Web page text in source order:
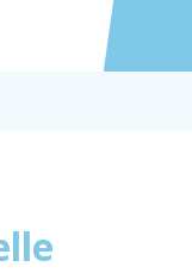
Accéder